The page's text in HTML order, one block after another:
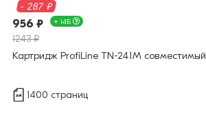
- 287 ₽
956 ₽ + 14Б
1243 ₽
Картридж ProfiLine TN-241M совместимый
1400 страниц